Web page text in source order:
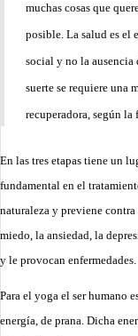
muchas cosas que
posible. La salud es el
social y no la ausencia
suerte se requiere una
recuperadora, según la
En las tres etapas tiene un
fundamental en el
naturaleza y previene
miedo, la ansiedad, la
y le provocan enfermedades.
Para el yoga el ser humano
energía, de prana. Dicha